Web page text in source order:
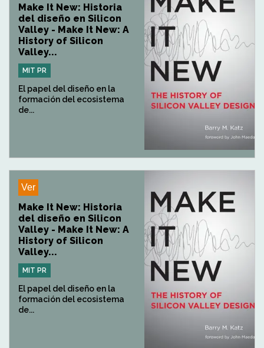
Make It New: Historia
del diseño en Silicon
Valley - Make It New: A
History of Silicon
Valley...
MIT PR
El papel del diseño en la
formación del ecosistema
de...
Ver
Make It New: Historia
del diseño en Silicon
Valley - Make It New: A
History of Silicon
Valley...
MIT PR
El papel del diseño en la
formación del ecosistema
de...